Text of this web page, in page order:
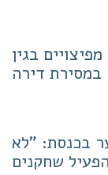
בגין
במסירת דירה
בכנסת: "לא